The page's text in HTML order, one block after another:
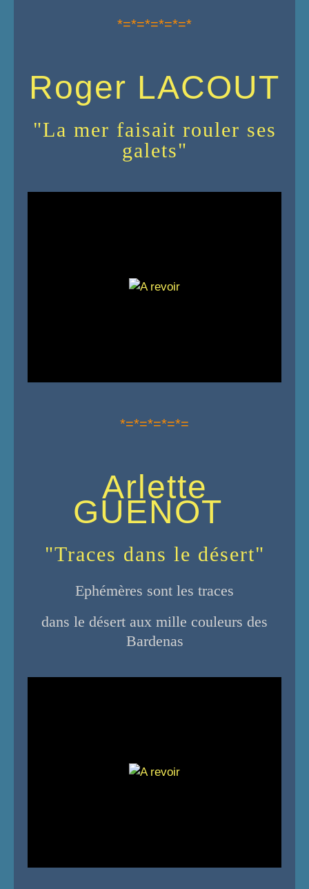
*=*=*=*=*=*
Roger LACOUT
"La mer faisait rouler ses
galets"
*=*=*=*=*=
Arlette
GUENOT
"Traces dans le désert"
Ephémères sont les traces
dans le désert aux mille couleurs des
Bardenas